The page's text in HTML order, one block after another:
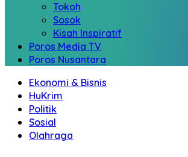
Tokoh
Sosok
Kisah Inspiratif
Poros Media TV
Poros Nusantara
Ekonomi & Bisnis
HuKrim
Politik
Sosial
Olahraga